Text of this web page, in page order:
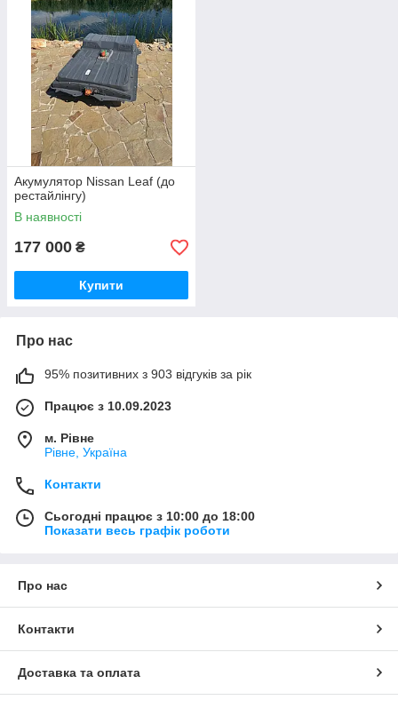
Акумулятор Nissan Leaf (до
рестайлінгу)
В наявності
177 000 ₴
Купити
Про нас
95% позитивних з 903 відгуків за рік
Працює з 10.09.2023
м. Рівне
Рівне, Україна
Контакти
Сьогодні працює з 10:00 до 18:00
Показати весь графік роботи
Про нас
Контакти
Доставка та оплата